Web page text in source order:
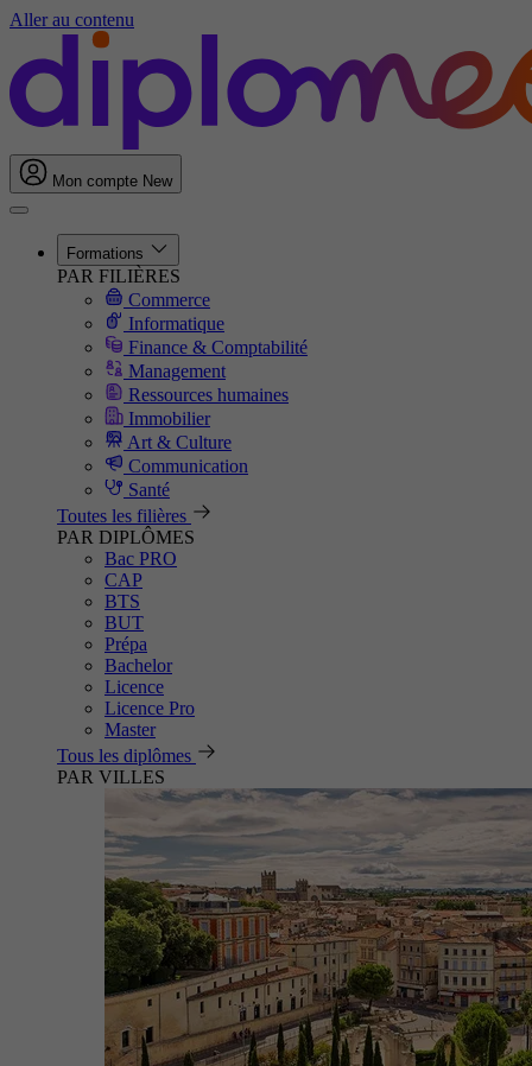
Aller au contenu
Mon compte New
Formations
PAR FILIÈRES
Commerce
Informatique
Finance & Comptabilité
Management
Ressources humaines
Immobilier
Art & Culture
Communication
Santé
Toutes les filières
PAR DIPLÔMES
Bac PRO
CAP
BTS
BUT
Prépa
Bachelor
Licence
Licence Pro
Master
Tous les diplômes
PAR VILLES